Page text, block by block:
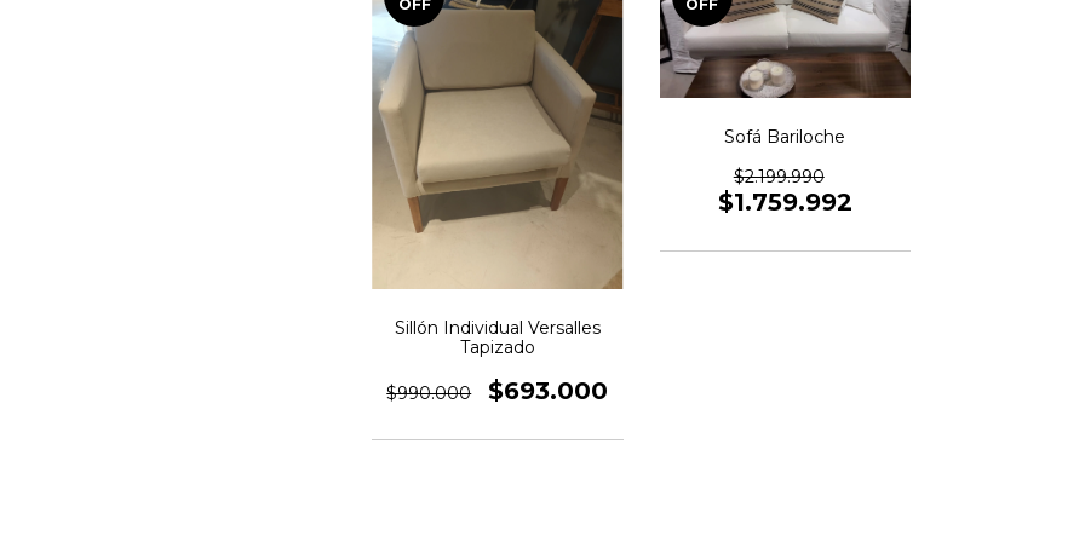
OFF
Sillón Individual Versalles
Tapizado
$990.000 $693.000
OFF
Sofá Bariloche
$2.199.990
$1.759.992